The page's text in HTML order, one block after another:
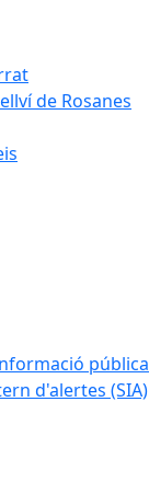
de Rosanes
pública
d'alertes (SIA)